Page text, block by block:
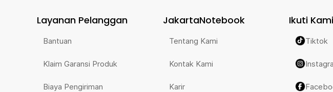
Layanan Pelanggan
Bantuan
Klaim Garansi Produk
Biaya Pengiriman
JakartaNotebook
Tentang Kami
Kontak Kami
Karir
Ikuti Kami
Tiktok